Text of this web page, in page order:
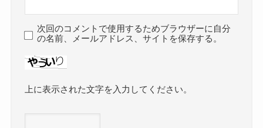
次回のコメントで使用するためブラウザーに自分
の名前、メールアドレス、サイトを保存する。
上に表示された文字を入力してください。